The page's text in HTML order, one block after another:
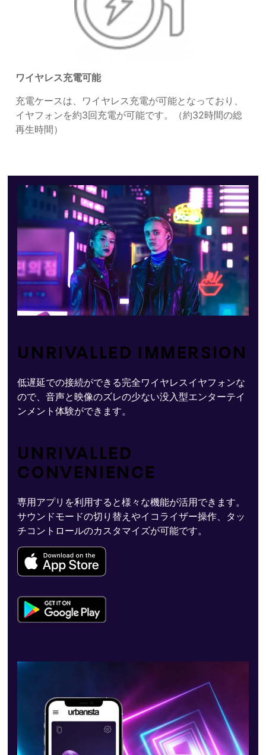
ワイヤレス充電可能
充電ケースは、ワイヤレス充電が可能となっており、
イヤフォンを約3回充電が可能です。（約32時間の総
再生時間）
UNRIVALLED IMMERSION
低遅延での接続ができる完全ワイヤレスイヤフォンな
ので、音声と映像のズレの少ない没入型エンターテイ
ンメント体験ができます。
UNRIVALLED
CONVENIENCE
専用アプリを利用すると様々な機能が活用できます。
サウンドモードの切り替えやイコライザー操作、タッ
チコントロールのカスタマイズが可能です。